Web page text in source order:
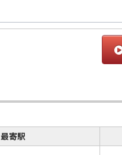
最寄駅